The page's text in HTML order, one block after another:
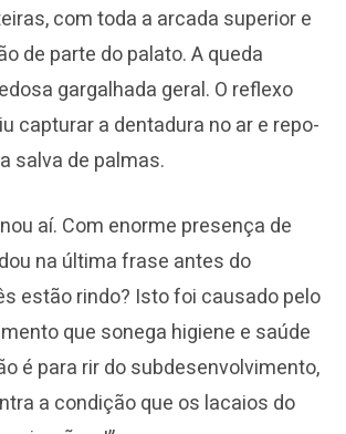
com toda a arcada superior e
de parte do palato. A queda
gargalhada geral. O reflexo
capturar a dentadura no ar e repo-
salva de palmas.
aí. Com enorme presença de
na última frase antes do
estão rindo? Isto foi causado pelo
que sonega higiene e saúde
é para rir do subdesenvolvimento,
a condição que os lacaios do